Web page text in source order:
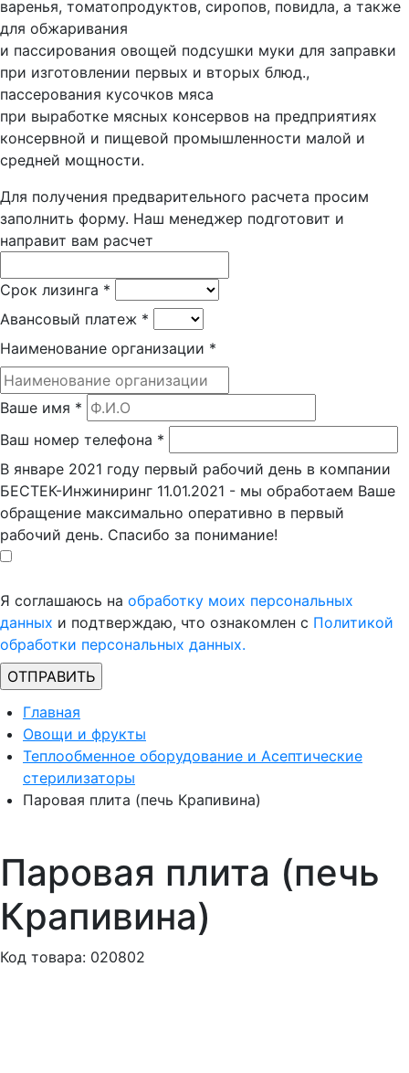
варенья, томатопродуктов, сиропов, повидла, а также
для обжаривания
и пассирования овощей подсушки муки для заправки
при изготовлении первых и вторых блюд.,
пассерования кусочков мяса
при выработке мясных консервов на предприятиях
консервной и пищевой промышленности малой и
средней мощности.
Для получения предварительного расчета просим
заполнить форму. Наш менеджер подготовит и
направит вам расчет
Срок лизинга *
Авансовый платеж *
Наименование организации *
Ваше имя *
Ваш номер телефона *
В январе 2021 году первый рабочий день в компании
БЕСТЕК-Инжиниринг 11.01.2021 - мы обработаем Ваше
обращение максимально оперативно в первый
рабочий день. Спасибо за понимание!
Я соглашаюсь на обработку моих персональных
данных и подтверждаю, что ознакомлен с Политикой
обработки персональных данных.
Главная
Овощи и фрукты
Теплообменное оборудование и Асептические
стерилизаторы
Паровая плита (печь Крапивина)
Паровая плита (печь
Крапивина)
Код товара: 020802